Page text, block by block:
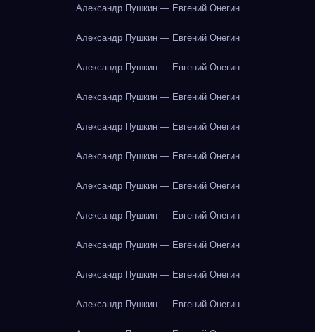
Александр Пушкин — Евгений Онегин
Александр Пушкин — Евгений Онегин
Александр Пушкин — Евгений Онегин
Александр Пушкин — Евгений Онегин
Александр Пушкин — Евгений Онегин
Александр Пушкин — Евгений Онегин
Александр Пушкин — Евгений Онегин
Александр Пушкин — Евгений Онегин
Александр Пушкин — Евгений Онегин
Александр Пушкин — Евгений Онегин
Александр Пушкин — Евгений Онегин